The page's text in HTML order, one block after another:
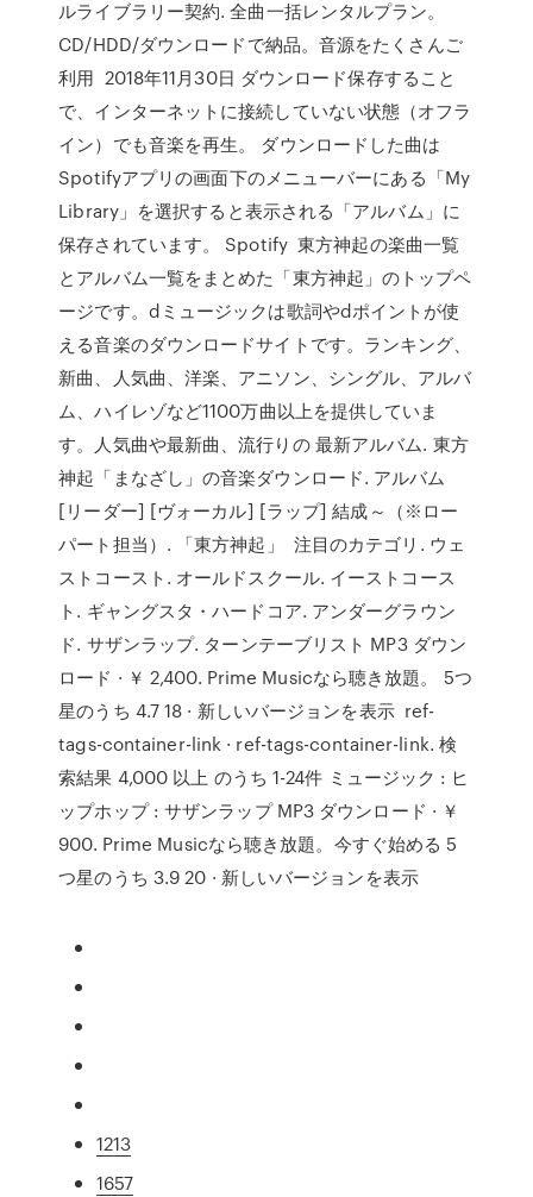
ルライブラリー契約. 全曲一括レンタルプラン。
CD/HDD/ダウンロードで納品。音源をたくさんご
利用 2018年11月30日 ダウンロード保存すること
で、インターネットに接続していない状態（オフラ
イン）でも音楽を再生。 ダウンロードした曲は
Spotifyアプリの画面下のメニューバーにある「My
Library」を選択すると表示される「アルバム」に
保存されています。 Spotify 東方神起の楽曲一覧
とアルバム一覧をまとめた「東方神起」のトップペ
ージです。dミュージックは歌詞やdポイントが使
える音楽のダウンロードサイトです。ランキング、
新曲、人気曲、洋楽、アニソン、シングル、アルバ
ム、ハイレゾなど1100万曲以上を提供していま
す。人気曲や最新曲、流行りの 最新アルバム. 東方
神起「まなざし」の音楽ダウンロード. アルバム
[リーダー] [ヴォーカル] [ラップ] 結成～（※ロー
パート担当）. 「東方神起」 注目のカテゴリ. ウェ
ストコースト. オールドスクール. イーストコース
ト. ギャングスタ・ハードコア. アンダーグラウン
ド. サザンラップ. ターンテーブリスト MP3 ダウン
ロード · ￥ 2,400. Prime Musicなら聴き放題。 5つ
星のうち 4.7 18 · 新しいバージョンを表示 ref-
tags-container-link · ref-tags-container-link. 検
索結果 4,000 以上 のうち 1-24件 ミュージック : ヒ
ップホップ : サザンラップ MP3 ダウンロード · ￥
900. Prime Musicなら聴き放題。今すぐ始める 5
つ星のうち 3.9 20 · 新しいバージョンを表示
1213
1657